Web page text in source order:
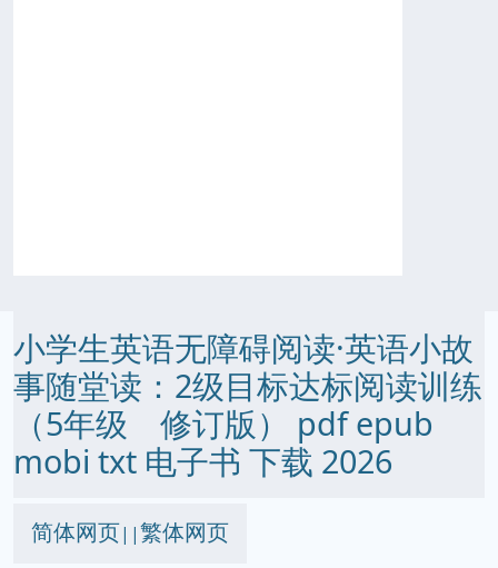
小学生英语无障碍阅读·英语小故
事随堂读：2级目标达标阅读训练
（5年级 修订版） pdf epub
mobi txt 电子书 下载 2026
简体网页||繁体网页